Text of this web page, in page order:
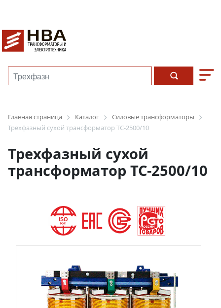
Главная страница Каталог
Силовые трансформаторы
Трехфазный сухой трансформатор ТС-2500/10
Трехфазный сухой
трансформатор ТС-2500/10